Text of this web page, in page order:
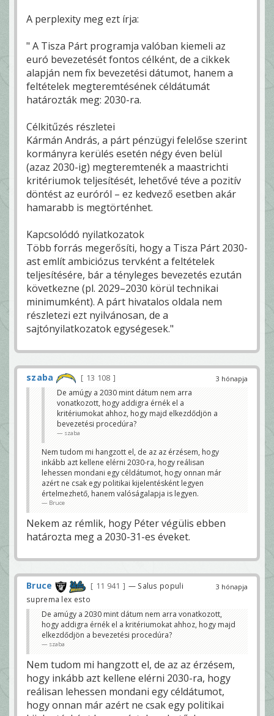
A perplexity meg ezt írja:
" A Tisza Párt programja valóban kiemeli az
euró bevezetését fontos célként, de a cikkek
alapján nem fix bevezetési dátumot, hanem a
feltételek megteremtésének céldátumát
határozták meg: 2030-ra.
Célkitűzés részletei
Kármán András, a párt pénzügyi felelőse szerint
kormányra kerülés esetén négy éven belül
(azaz 2030-ig) megteremtenék a maastrichti
kritériumok teljesítését, lehetővé téve a pozitív
döntést az euróról – ez kedvező esetben akár
hamarabb is megtörténhet.
Kapcsolódó nyilatkozatok
Több forrás megerősíti, hogy a Tisza Párt 2030-
ast említ ambiciózus tervként a feltételek
teljesítésére, bár a tényleges bevezetés ezután
következne (pl. 2029–2030 körül technikai
minimumként). A párt hivatalos oldala nem
részletezi ezt nyilvánosan, de a
sajtónyilatkozatok egységesek."
3 hónapja
szaba
13 108
De amúgy a 2030 mint dátum nem arra
vonatkozott, hogy addigra érnék el a
kritériumokat ahhoz, hogy majd elkezdődjön a
bevezetési procedúra?
szaba
Nem tudom mi hangzott el, de az az érzésem, hogy
inkább azt kellene elérni 2030-ra, hogy reálisan
lehessen mondani egy céldátumot, hogy onnan már
azért ne csak egy politikai kijelentésként legyen
értelmezhető, hanem valóságalapja is legyen.
Bruce
Nekem az rémlik, hogy Péter végülis ebben
határozta meg a 2030-31-es éveket.
3 hónapja
Bruce 11 941
— Salus populi
suprema lex esto
De amúgy a 2030 mint dátum nem arra vonatkozott,
hogy addigra érnék el a kritériumokat ahhoz, hogy majd
elkezdődjön a bevezetési procedúra?
szaba
Nem tudom mi hangzott el, de az az érzésem,
hogy inkább azt kellene elérni 2030-ra, hogy
reálisan lehessen mondani egy céldátumot,
hogy onnan már azért ne csak egy politikai